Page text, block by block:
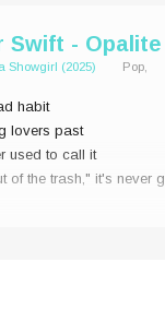
Swift - Opalite
Showgirl (2025) Pop,
habit
lovers past
used to call it
of the trash," it's never